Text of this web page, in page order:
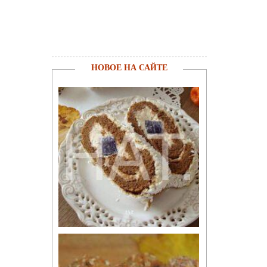
НОВОЕ НА САЙТЕ